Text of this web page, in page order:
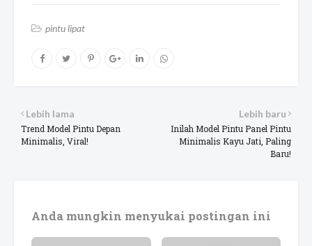
pintu lipat
Lebih baru
Inilah Model Pintu Panel Pintu
Minimalis Kayu Jati, Paling
Baru!
Lebih lama
Trend Model Pintu Depan
Minimalis, Viral!
Anda mungkin menyukai postingan ini